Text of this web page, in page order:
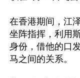
在香港期间，江
坐阵指挥，利用
身份，借他的口
马之间的关系。